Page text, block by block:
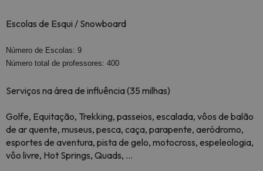
Escolas de Esqui / Snowboard
Número de Escolas: 9
Número total de professores: 400
Serviços na área de influência (35 milhas)
Golfe, Equitação, Trekking, passeios, escalada, vôos de balão
de ar quente, museus, pesca, caça, parapente, aeródromo,
esportes de aventura, pista de gelo, motocross, espeleologia,
vôo livre, Hot Springs, Quads, ...